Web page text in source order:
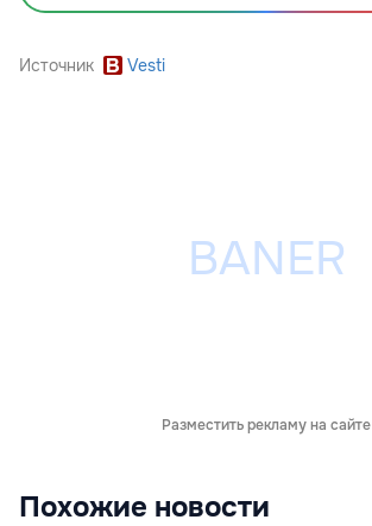
Источник Vesti
Разместить рекламу на сайте
Похожие новости